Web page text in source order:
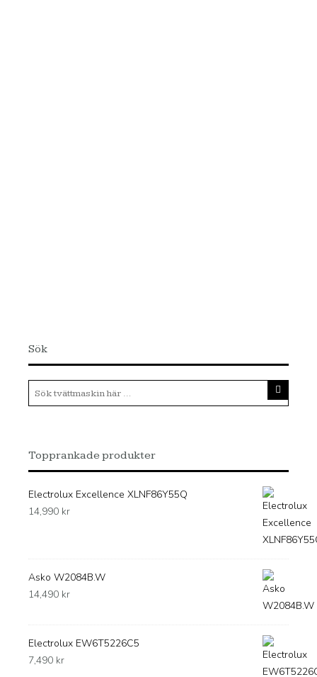
Sök
Topprankade produkter
Electrolux Excellence XLNF86Y55Q
14,990 kr
Asko W2084B.W
14,490 kr
Electrolux EW6T5226C5
7,490 kr